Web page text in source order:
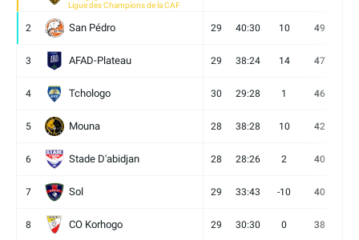
Ligue des Champions de la CAF
2 San Pédro 29 40:30 10 49
3 AFAD-Plateau 29 38:24 14 47
4 Tchologo 30 29:28 1 46
5 Mouna 28 38:28 10 42
6 Stade D'abidjan 28 28:26 2 40
7 Sol 29 33:43 -10 40
8 CO Korhogo 29 30:30 0 38